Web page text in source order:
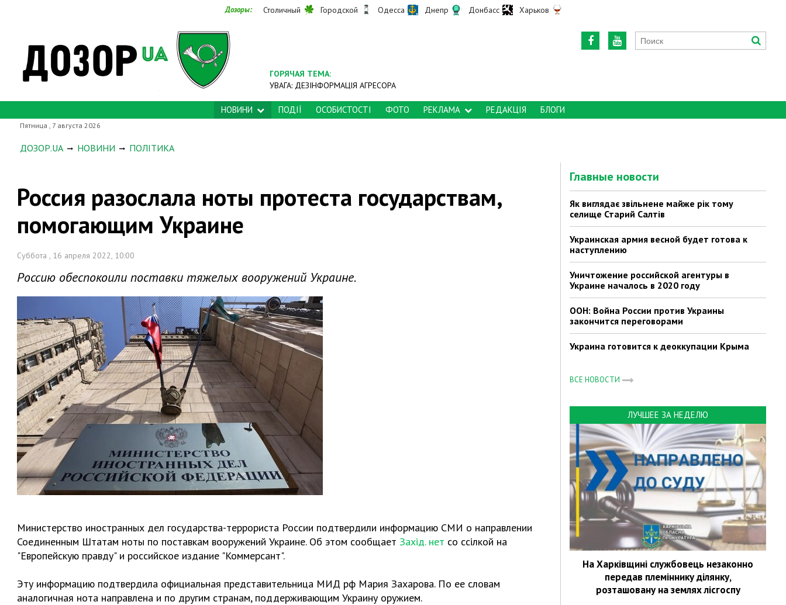
Дозоры: Столичный Городской Одесса Днепр Донбасс Харьков
ГОРЯЧАЯ ТЕМА:
УВАГА: ДЕЗІНФОРМАЦІЯ АГРЕСОРА
НОВИНИ ПОДІЇ ОСОБИСТОСТІ ФОТО РЕКЛАМА РЕДАКЦІЯ БЛОГИ
Пятница , 7 августа 2026
ДОЗОР.UA НОВИНИ ПОЛІТИКА
Россия разослала ноты протеста государствам,
помогающим Украине
Суббота , 16 апреля 2022, 10:00
Россию обеспокоили поставки тяжелых вооружений Украине.
Министерство иностранных дел государства-террориста России подтвердили информацию СМИ о направлении
Соединенным Штатам ноты по поставкам вооружений Украине. Об этом сообщает Захід. нет со ссілкой на
"Европейскую правду" и российское издание "Коммерсант".
Эту информацию подтвердила официальная представительница МИД рф Мария Захарова. По ее словам
аналогичная нота направлена и по другим странам, поддерживающим Украину оружием.
Главные новости
Як виглядає звільнене майже рік тому
селище Старий Салтів
Украинская армия весной будет готова к
наступлению
Уничтожение российской агентуры в
Украине началось в 2020 году
ООН: Война России против Украины
закончится переговорами
Украина готовится к деоккупации Крыма
ВСЕ НОВОСТИ
ЛУЧШЕЕ ЗА НЕДЕЛЮ
На Харківщині службовець незаконно
передав племіннику ділянку,
розташовану на землях лісгоспу